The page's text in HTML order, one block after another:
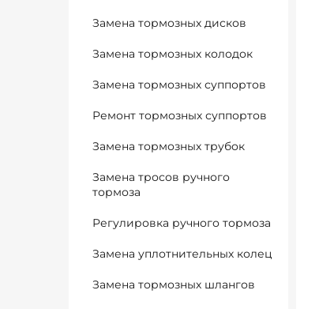
Замена тормозных дисков
Замена тормозных колодок
Замена тормозных суппортов
Ремонт тормозных суппортов
Замена тормозных трубок
Замена тросов ручного
тормоза
Регулировка ручного тормоза
Замена уплотнительных колец
Замена тормозных шлангов